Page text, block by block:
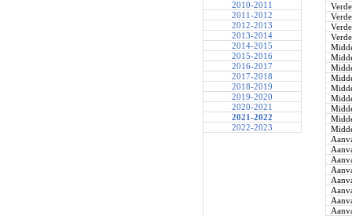
2010-2011
2011-2012
2012-2013
2013-2014
2014-2015
2015-2016
2016-2017
2017-2018
2018-2019
2019-2020
2020-2021
2021-2022
2022-2023